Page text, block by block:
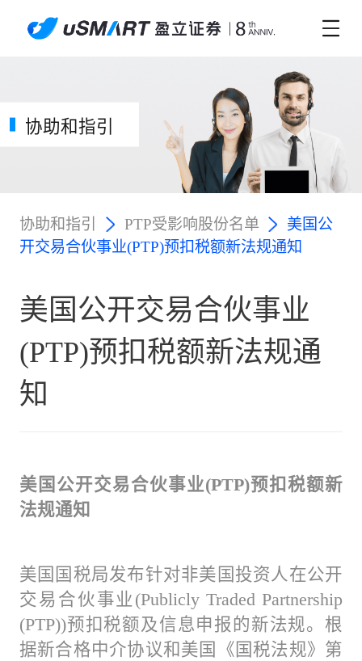
协助和指引
协助和指引 PTP受影响股份名单
美国公
开交易合伙事业(PTP)预扣税额新法规通知
美国公开交易合伙事业
(PTP)预扣税额新法规通
知
美国公开交易合伙事业(PTP)预扣税额新
法规通知
美国国税局发布针对非美国投资人在公开
交易合伙事业(Publicly Traded Partnership
(PTP))预扣税额及信息申报的新法规。根
据新合格中介协议和美国《国税法规》第